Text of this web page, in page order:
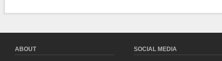
ABOUT SOCIAL MEDIA